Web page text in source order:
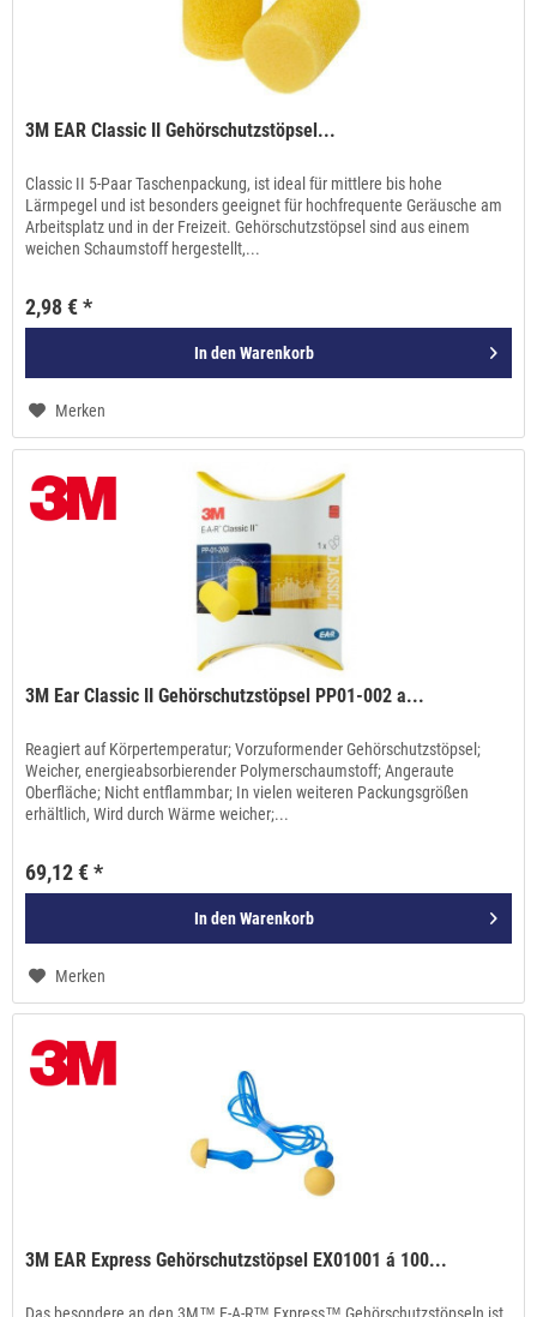
3M EAR Classic II Gehörschutzstöpsel...
Classic II 5-Paar Taschenpackung, ist ideal für mittlere bis hohe
Lärmpegel und ist besonders geeignet für hochfrequente Geräusche am
Arbeitsplatz und in der Freizeit. Gehörschutzstöpsel sind aus einem
weichen Schaumstoff hergestellt,...
2,98 € *
In denWarenkorb
Merken
3M Ear Classic II Gehörschutzstöpsel PP01-002 a...
Reagiert auf Körpertemperatur; Vorzuformender Gehörschutzstöpsel;
Weicher, energieabsorbierender Polymerschaumstoff; Angeraute
Oberfläche; Nicht entflammbar; In vielen weiteren Packungsgrößen
erhältlich, Wird durch Wärme weicher;...
69,12 € *
In denWarenkorb
Merken
3M EAR Express Gehörschutzstöpsel EX01001 á 100...